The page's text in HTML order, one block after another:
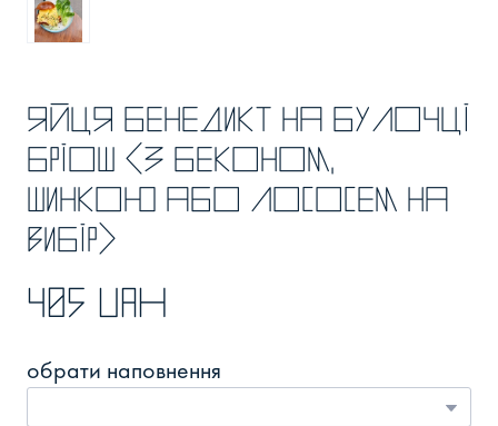
Яйця Бенедикт на булочці
бріош (з беконом,
шинкою або лососем на
вибір)
405 UAH
обрати наповнення